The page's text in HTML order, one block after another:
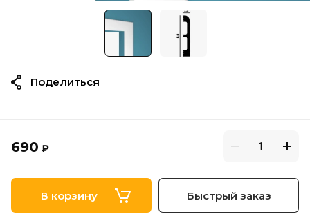
690 ₽
В корзину Быстрый заказ
Поделиться